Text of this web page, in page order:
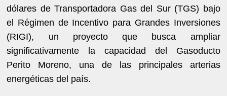
dólares de Transportadora Gas del Sur (TGS) bajo
el Régimen de Incentivo para Grandes Inversiones
(RIGI), un proyecto que busca ampliar
significativamente la capacidad del Gasoducto
Perito Moreno, una de las principales arterias
energéticas del país.